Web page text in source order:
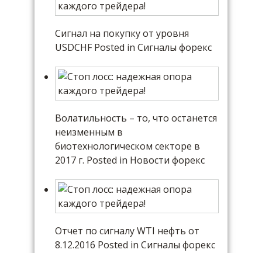
Сигнал на покупку от уровня
USDCHF Posted in Сигналы форекс
Волатильность – то, что останется
неизменным в
биотехнологическом секторе в
2017 г. Posted in Новости форекс
Отчет по сигналу WTI нефть от
8.12.2016 Posted in Сигналы форекс